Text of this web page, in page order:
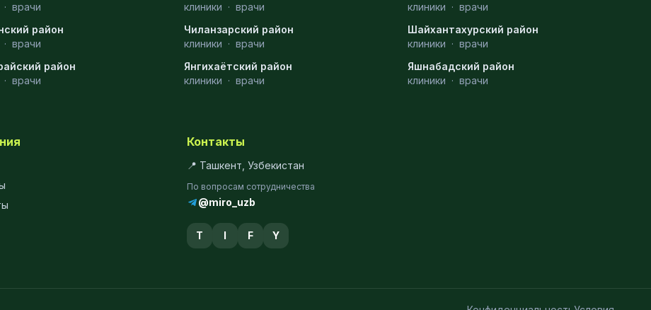
· врачи
клиники · врачи
клиники · врачи
район
· врачи
Чиланзарский район
клиники · врачи
Шайхантахурский район
клиники · врачи
район
· врачи
Янгихаётский район
клиники · врачи
Яшнабадский район
клиники · врачи
Контакты
📍 Ташкент, Узбекистан
По вопросам сотрудничества
@miro_uzb
T I F Y